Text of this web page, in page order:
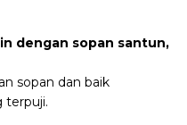
dengan sopan santun,
sopan dan baik
terpuji.